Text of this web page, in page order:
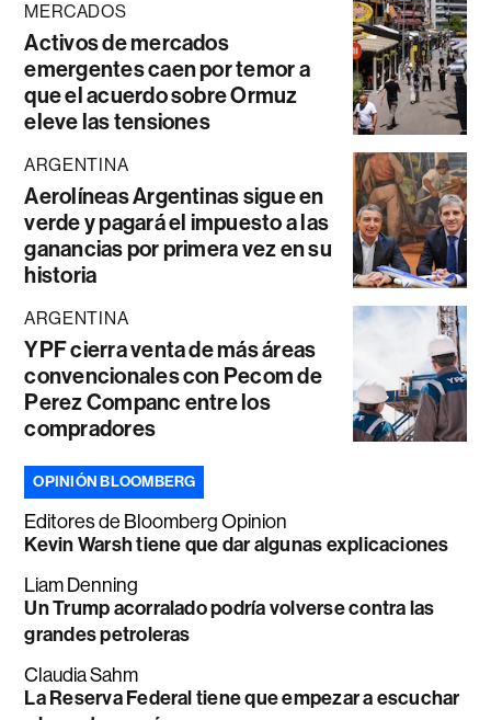
MERCADOS
Activos de mercados
emergentes caen por temor a
que el acuerdo sobre Ormuz
eleve las tensiones
ARGENTINA
Aerolíneas Argentinas sigue en
verde y pagará el impuesto a las
ganancias por primera vez en su
historia
ARGENTINA
YPF cierra venta de más áreas
convencionales con Pecom de
Perez Companc entre los
compradores
OPINIÓN BLOOMBERG
Editores de Bloomberg Opinion
Kevin Warsh tiene que dar algunas explicaciones
Liam Denning
Un Trump acorralado podría volverse contra las
grandes petroleras
Claudia Sahm
La Reserva Federal tiene que empezar a escuchar